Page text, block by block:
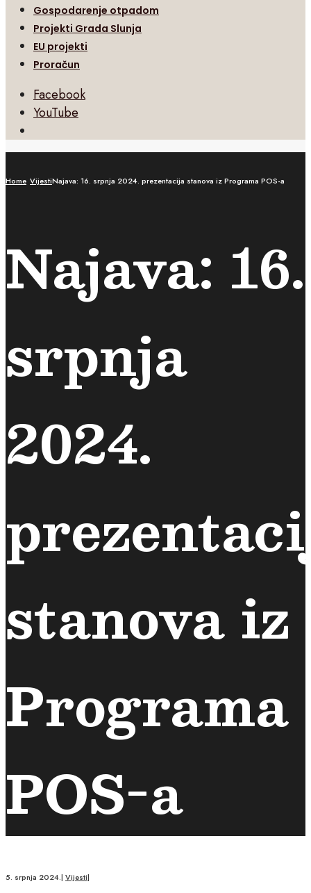
Gospodarenje otpadom
Projekti Grada Slunja
EU projekti
Proračun
Facebook
YouTube
Search
Home VijestiNajava: 16. srpnja 2024. prezentacija stanova iz Programa POS-a
Najava: 16.
srpnja
2024.
stanova iz
Programa
POS-a
5. srpnja 2024.| Vijesti|